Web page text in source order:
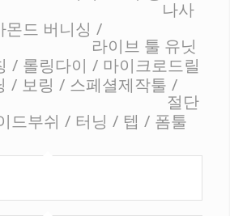
나사
몬드 버니싱 /
라이브 툴 유닛
/ 롤링다이 / 마이크로드릴
/ 보링 / 스페셜제작툴 /
절단
드부쉬 / 터닝 / 텝 / 폼툴